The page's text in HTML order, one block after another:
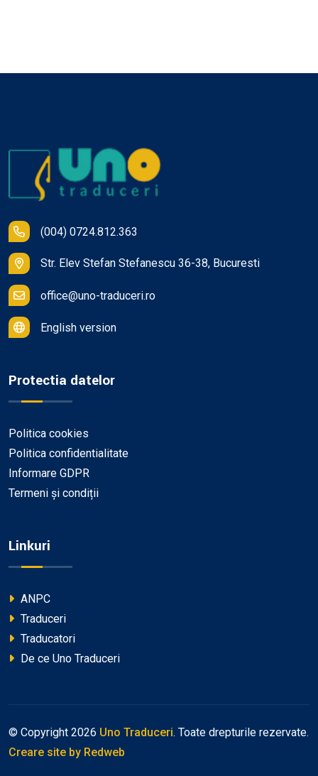
(004) 0724.812.363
Str. Elev Stefan Stefanescu 36-38, Bucuresti
office@uno-traduceri.ro
English version
Protectia datelor
Politica cookies
Politica confidentialitate
Informare GDPR
Termeni și condiții
Linkuri
ANPC
Traduceri
Traducatori
De ce Uno Traduceri
© Copyright 2026 Uno Traduceri. Toate drepturile rezervate.
Creare site by Redweb